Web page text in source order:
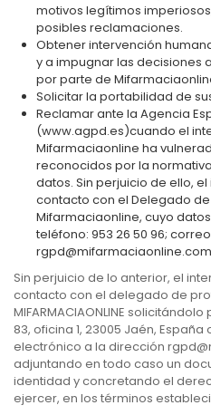
motivos legítimos
posibles reclamaciones.
Obtener intervención
y a impugnar las decisiones
por parte de
Solicitar la portabilidad de
Reclamar ante la Agencia
(www.agpd.es)cuando el
Mifarmaciaonline ha
reconocidos por la
datos. Sin perjuicio de ello,
contacto con el Delegado
Mifarmaciaonline, cuyo
teléfono: 953 26 50 96;
rgpd@mifarmaciaonline.com
Sin perjuicio de lo anterior, el
contacto con el delegado de
MIFARMACIAONLINE
83, oficina 1, 23005 Jaén,
electrónico a la dirección
adjuntando en todo caso un
identidad y concretando el
ejercer, en los términos